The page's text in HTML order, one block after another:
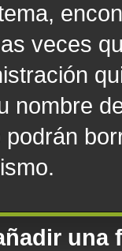
veces
nombre
una